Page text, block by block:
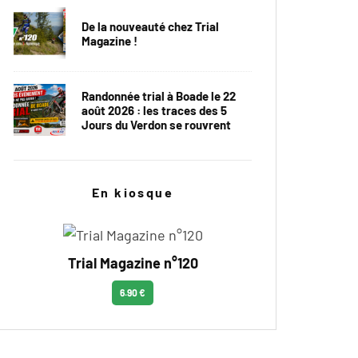
De la nouveauté chez Trial
Magazine !
Randonnée trial à Boade le 22
août 2026 : les traces des 5
Jours du Verdon se rouvrent
En kiosque
Trial Magazine n°120
6.90 €